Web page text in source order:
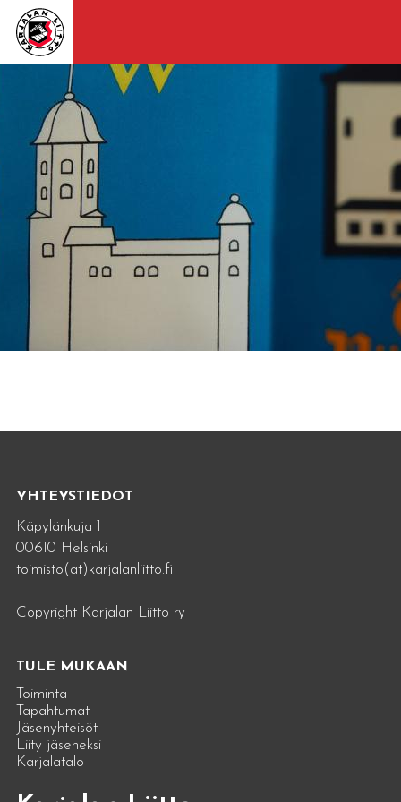
YHTEYSTIEDOT
Käpylänkuja 1
00610 Helsinki
toimisto(at)karjalanliitto.fi
Copyright Karjalan Liitto ry
TULE MUKAAN
Toiminta
Tapahtumat
Jäsenyhteisöt
Liity jäseneksi
Karjalatalo